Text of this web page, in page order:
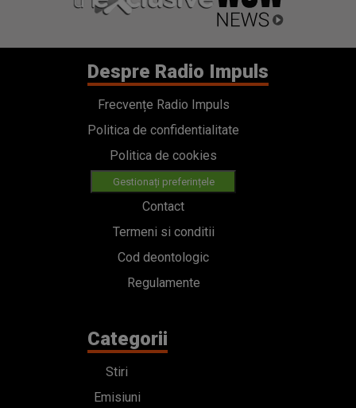
Despre Radio Impuls
Frecvențe Radio Impuls
Politica de confidentialitate
Politica de cookies
Gestionați preferințele
Contact
Termeni si conditii
Cod deontologic
Regulamente
Categorii
Stiri
Emisiuni